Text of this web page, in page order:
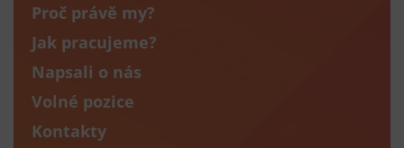
Proč právě my?
Jak pracujeme?
Napsali o nás
Volné pozice
Kontakty